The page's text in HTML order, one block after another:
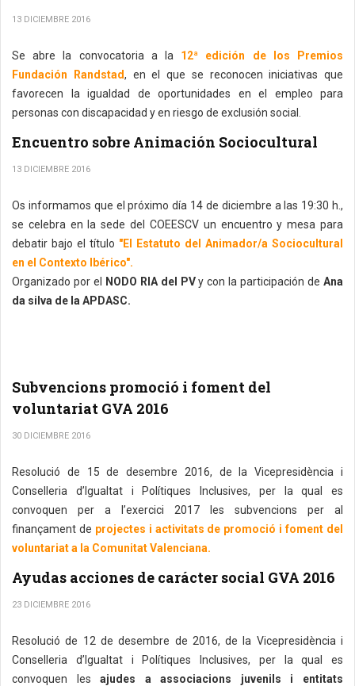
13 DICIEMBRE 2016
Se abre la convocatoria a la 12ª edición de los Premios
Fundación Randstad, en el que se reconocen iniciativas que
favorecen la igualdad de oportunidades en el empleo para
personas con discapacidad y en riesgo de exclusión social.
Encuentro sobre Animación Sociocultural
13 DICIEMBRE 2016
Os informamos que el próximo día 14 de diciembre a las 19:30 h.,
se celebra en la sede del COEESCV un encuentro y mesa para
debatir bajo el título "El Estatuto del Animador/a Sociocultural
en el Contexto Ibérico".
Organizado por el
NODO RIA del PVy con la participación deAna
da silva de la APDASC.
Subvencions promoció i foment del
voluntariat GVA 2016
30 DICIEMBRE 2016
Resolució de 15 de desembre 2016, de la Vicepresidència i
Conselleria d’Igualtat i Polítiques Inclusives, per la qual es
convoquen per a l’exercici 2017 les subvencions per al
finançament de projectes i activitats de promoció i foment del
voluntariat a la Comunitat Valenciana.
Ayudas acciones de carácter social GVA 2016
23 DICIEMBRE 2016
Resolució de 12 de desembre de 2016, de la Vicepresidència i
Conselleria d’Igualtat i Polítiques Inclusives, per la qual es
convoquen lesajudes a associacions juvenils i entitats